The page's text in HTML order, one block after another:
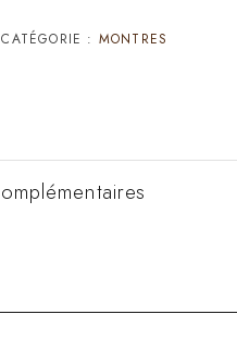
CATÉGORIE : MONTRES